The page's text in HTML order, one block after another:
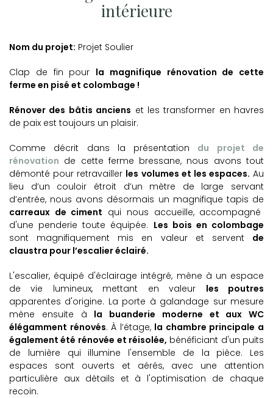
intérieure
Nom du projet: Projet Soulier
Clap de fin pour la magnifique rénovation de cette
ferme en pisé et colombage !
Rénover des bâtis anciens et les transformer en havres
de paix est toujours un plaisir.
Comme décrit dans la présentation du projet de
rénovation de cette ferme bressane, nous avons tout
démonté pour retravailler les volumes et les espaces. Au
lieu d’un couloir étroit d’un mètre de large servant
d’entrée, nous avons désormais un magnifique tapis de
carreaux de ciment qui nous accueille, accompagné
d'une penderie toute équipée. Les bois en colombage
sont magnifiquement mis en valeur et servent de
claustra pour l’escalier éclairé.
L'escalier, équipé d'éclairage intégré, mène à un espace
de vie lumineux, mettant en valeur les poutres
apparentes d'origine. La porte à galandage sur mesure
mène ensuite à la buanderie moderne et aux WC
élégamment rénovés. À l’étage, la chambre principale a
également été rénovée et réisolée, bénéficiant d'un puits
de lumière qui illumine l'ensemble de la pièce. Les
espaces sont ouverts et aérés, avec une attention
particulière aux détails et à l'optimisation de chaque
recoin.